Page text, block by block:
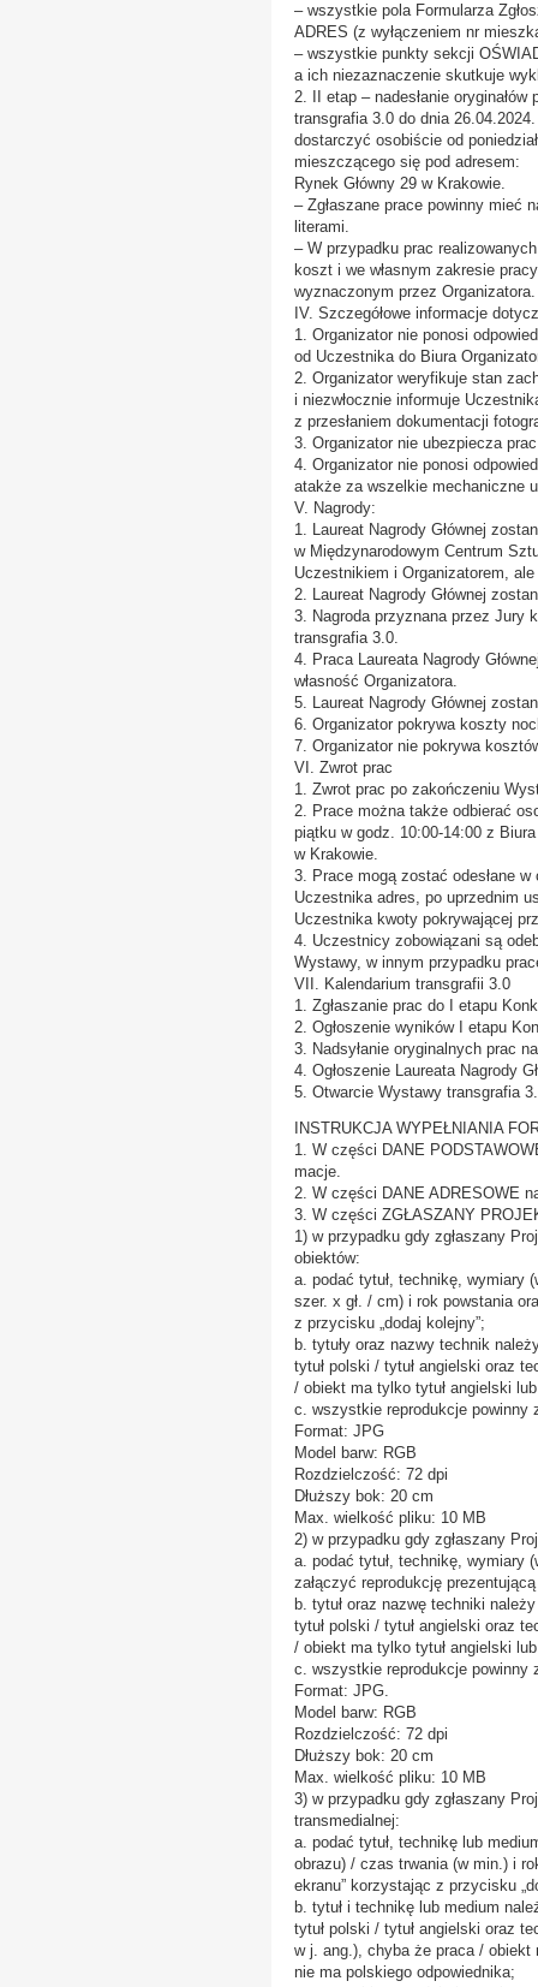
– wszystkie pola Formularza
ADRES (z wyłączeniem nr
– wszystkie punkty sekcji
a ich niezaznaczenie skutkuje
2. II etap – nadesłanie
transgrafia 3.0 do dnia
dostarczyć osobiście od
mieszczącego się pod adresem:
Rynek Główny 29 w Krakowie.
– Zgłaszane prace powinny mieć
literami.
– W przypadku prac
koszt i we własnym zakresie
wyznaczonym przez Organizatora.
IV. Szczegółowe informacje
1. Organizator nie ponosi
od Uczestnika do Biura
2. Organizator weryfikuje stan
i niezwłocznie informuje
z przesłaniem dokumentacji
3. Organizator nie ubezpiecza
4. Organizator nie ponosi
atakże za wszelkie mechaniczne
V. Nagrody:
1. Laureat Nagrody Głównej
w Międzynarodowym Centrum
Uczestnikiem i Organizatorem,
2. Laureat Nagrody Głównej
3. Nagroda przyznana przez Jury
transgrafia 3.0.
4. Praca Laureata Nagrody
własność Organizatora.
5. Laureat Nagrody Głównej
6. Organizator pokrywa koszty
7. Organizator nie pokrywa
VI. Zwrot prac
1. Zwrot prac po zakończeniu
2. Prace można także odbierać
piątku w godz. 10:00-14:00 z
w Krakowie.
3. Prace mogą zostać odesłane
Uczestnika adres, po uprzednim
Uczestnika kwoty pokrywającej
4. Uczestnicy zobowiązani są
Wystawy, w innym przypadku
VII. Kalendarium transgrafii 3.0
1. Zgłaszanie prac do I etapu
2. Ogłoszenie wyników I etapu
3. Nadsyłanie oryginalnych prac
4. Ogłoszenie Laureata Nagrody
5. Otwarcie Wystawy transgrafia
INSTRUKCJA WYPEŁNIANIA
1. W części DANE
macje.
2. W części DANE ADRESOWE
3. W części ZGŁASZANY
1) w przypadku gdy zgłaszany
obiektów:
a. podać tytuł, technikę, wymiary
szer. x gł. / cm) i rok powstania
z przycisku „dodaj kolejny”;
b. tytuły oraz nazwy technik
tytuł polski / tytuł angielski oraz
/ obiekt ma tylko tytuł angielski
c. wszystkie reprodukcje powinny
Format: JPG
Model barw: RGB
Rozdzielczość: 72 dpi
Dłuższy bok: 20 cm
Max. wielkość pliku: 10 MB
2) w przypadku gdy zgłaszany
a. podać tytuł, technikę, wymiary
załączyć reprodukcję
b. tytuł oraz nazwę techniki
tytuł polski / tytuł angielski oraz
/ obiekt ma tylko tytuł angielski
c. wszystkie reprodukcje powinny
Format: JPG.
Model barw: RGB
Rozdzielczość: 72 dpi
Dłuższy bok: 20 cm
Max. wielkość pliku: 10 MB
3) w przypadku gdy zgłaszany
transmedialnej:
a. podać tytuł, technikę lub
obrazu) / czas trwania (w min.) i
ekranu” korzystając z przycisku
b. tytuł i technikę lub medium
tytuł polski / tytuł angielski oraz
w j. ang.), chyba że praca / obiekt
nie ma polskiego odpowiednika;